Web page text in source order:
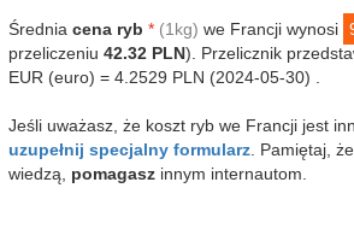
Średnia cena ryb * (1kg) we Francji wynosi
przeliczeniu 42.32 PLN). Przelicznik
EUR (euro) = 4.2529 PLN (2024-05-30) .
Jeśli uważasz, że koszt ryb we Francji jest
uzupełnij specjalny formularz . Pamiętaj,
wiedzą, pomagasz innym internautom.